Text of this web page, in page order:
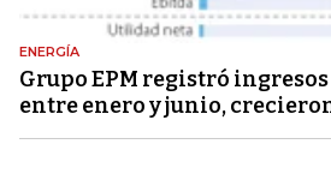
ENERGÍA
Grupo EPM registró
entre enero y junio,